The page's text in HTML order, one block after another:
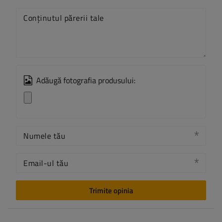
Conținutul părerii tale
Adăugă fotografia produsului:
Numele tău
Email-ul tău
Trimite opinia